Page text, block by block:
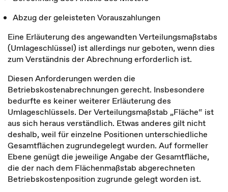
Abzug der geleisteten Vorauszahlungen
Eine Erläuterung des angewandten Verteilungsmaßstabs
(Umlageschlüssel) ist allerdings nur geboten, wenn dies
zum Verständnis der Abrechnung erforderlich ist.
Diesen Anforderungen werden die
Betriebskostenabrechnungen gerecht. Insbesondere
bedurfte es keiner weiterer Erläuterung des
Umlageschlüssels. Der Verteilungsmaßstab „Fläche“ ist
aus sich heraus verständlich. Etwas anderes gilt nicht
deshalb, weil für einzelne Positionen unterschiedliche
Gesamtflächen zugrundegelegt wurden. Auf formeller
Ebene genügt die jeweilige Angabe der Gesamtfläche,
die der nach dem Flächenmaßstab abgerechneten
Betriebskostenposition zugrunde gelegt worden ist.